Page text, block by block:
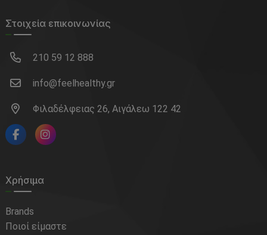
Στοιχεία επικοινωνίας
210 59 12 888
info@feelhealthy.gr
Φιλαδέλφειας 26, Αιγάλεω 122 42
Χρήσιμα
Brands
Ποιοί είμαστε